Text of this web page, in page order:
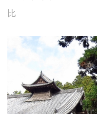
比